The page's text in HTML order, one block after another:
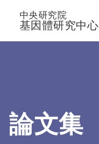
中央研究院
基因體研究中心
論文集